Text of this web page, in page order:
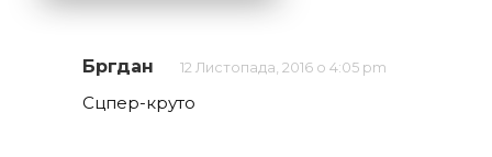
Бргдан 12 Листопада, 2016 о 4:05 pm
Сцпер-круто